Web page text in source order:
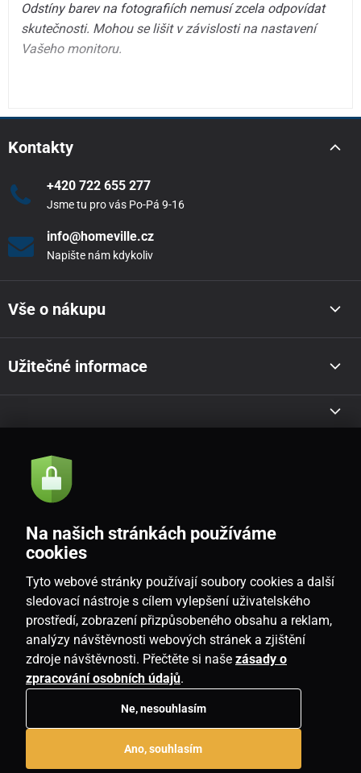
Odstíny barev na fotografiích nemusí zcela odpovídat
skutečnosti. Mohou se lišit v závislosti na nastavení
Vašeho monitoru.
Kontakty
+420 722 655 277
Jsme tu pro vás Po-Pá 9-16
info@homeville.cz
Napište nám kdykoliv
Vše o nákupu
Užitečné informace
Akce a novinky e-mailem
Souhlasím sezásadami zpracování osobních údajů
CZ
www.homeville.cz
Na našich stránkách používáme
cookies
Tyto webové stránky používají soubory cookies a další
sledovací nástroje s cílem vylepšení uživatelského
prostředí, zobrazení přizpůsobeného obsahu a reklam,
analýzy návštěvnosti webových stránek a zjištění
zdroje návštěvnosti. Přečtěte si naše zásady o
zpracování osobních údajů.
Ne, nesouhlasím
Ano, souhlasím